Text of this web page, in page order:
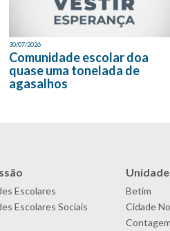
30/07/2026
Comunidade escolar doa
quase uma tonelada de
agasalhos
Escolares
Escolares Sociais
Betim
Cidade
Contagem